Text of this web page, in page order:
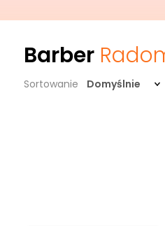
Barber
Sortowanie Domyślnie